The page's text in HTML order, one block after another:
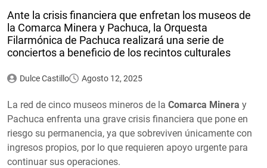
Ante la crisis financiera que enfretan los museos de
la Comarca Minera y Pachuca, la Orquesta
Filarmónica de Pachuca realizará una serie de
conciertos a beneficio de los recintos culturales
Dulce Castillo Agosto 12, 2025
La red de cinco museos mineros de la Comarca Minera y
Pachuca enfrenta una grave crisis financiera que pone en
riesgo su permanencia, ya que sobreviven únicamente con
ingresos propios, por lo que requieren apoyo urgente para
continuar sus operaciones.